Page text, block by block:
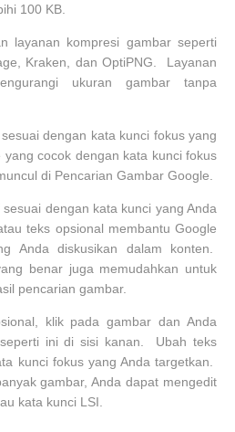
100 KB.
layanan kompresi gambar seperti
Kraken, dan OptiPNG. Layanan
ukuran gambar tanpa
dengan kata kunci fokus yang
cocok dengan kata kunci fokus
di Pencarian Gambar Google.
dengan kata kunci yang Anda
teks opsional membantu Google
Anda diskusikan dalam konten.
benar juga memudahkan untuk
pencarian gambar.
klik pada gambar dan Anda
ini di sisi kanan. Ubah teks
kunci fokus yang Anda targetkan.
gambar, Anda dapat mengedit
kata kunci LSI.